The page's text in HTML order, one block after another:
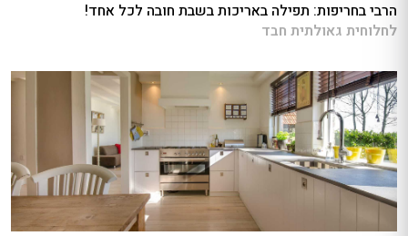
הרבי בחריפות: תפילה באריכות בשבת חובה לכל אחד!
לחלוחית גאולתית חבד